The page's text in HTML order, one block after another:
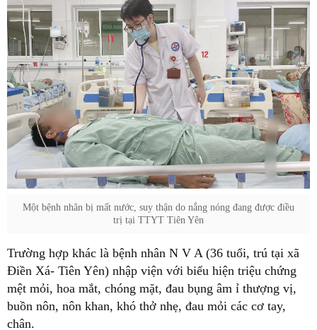
Một bệnh nhân bị mất nước, suy thận do nắng nóng đang được điều
trị tại TTYT Tiên Yên
Trường hợp khác là bệnh nhân N V A (36 tuổi, trú tại xã
Điền Xá- Tiên Yên) nhập viện với biểu hiện triệu chứng
mệt mỏi, hoa mắt, chóng mặt, đau bụng âm ỉ thượng vị,
buồn nôn, nôn khan, khó thở nhẹ, đau mỏi các cơ tay,
chân.